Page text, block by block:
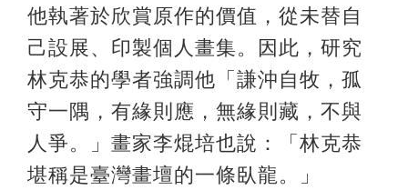
他執著於欣賞原作的價值，從未替自
己設展、印製個人畫集。因此，研究
林克恭的學者強調他「謙沖自牧，孤
守一隅，有緣則應，無緣則藏，不與
人爭。」畫家李焜培也說：「林克恭
堪稱是臺灣畫壇的一條臥龍。」